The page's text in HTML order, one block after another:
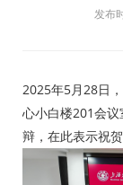
发布
2025年5月28日
心小白楼201会
辩，在此表示祝贺